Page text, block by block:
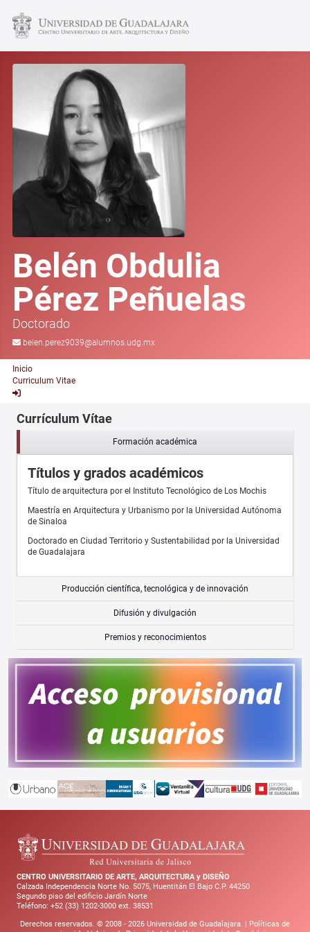
Belén Obdulia
Pérez Peñuelas
Doctorado
belen.perez9039@alumnos.udg.mx
Inicio
Curriculum Vitae
Currículum Vítae
Formación académica
Títulos y grados académicos
Título de arquitectura por el Instituto Tecnológico de Los Mochis
Maestría en Arquitectura y Urbanismo por la Universidad Autónoma
de Sinaloa
Doctorado en Ciudad Territorio y Sustentabilidad por la Universidad
de Guadalajara
Producción científica, tecnológica y de innovación
Difusión y divulgación
Premios y reconocimientos
CENTRO UNIVERSITARIO DE ARTE, ARQUITECTURA y DISEÑO
Calzada Independencia Norte No. 5075, Huentitán El Bajo C.P. 44250
Segundo piso del edificio Jardín Norte
Teléfono: +52 (33) 1202-3000 ext. 38531
Derechos reservados. © 2008 - 2026 Universidad de Guadalajara. | Políticas de